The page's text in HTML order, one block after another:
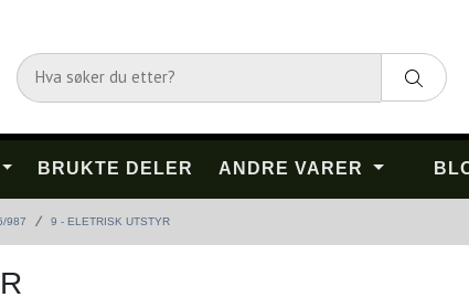
BRUKTE DELER ANDRE VARER
987 9 - ELETRISK UTSTYR